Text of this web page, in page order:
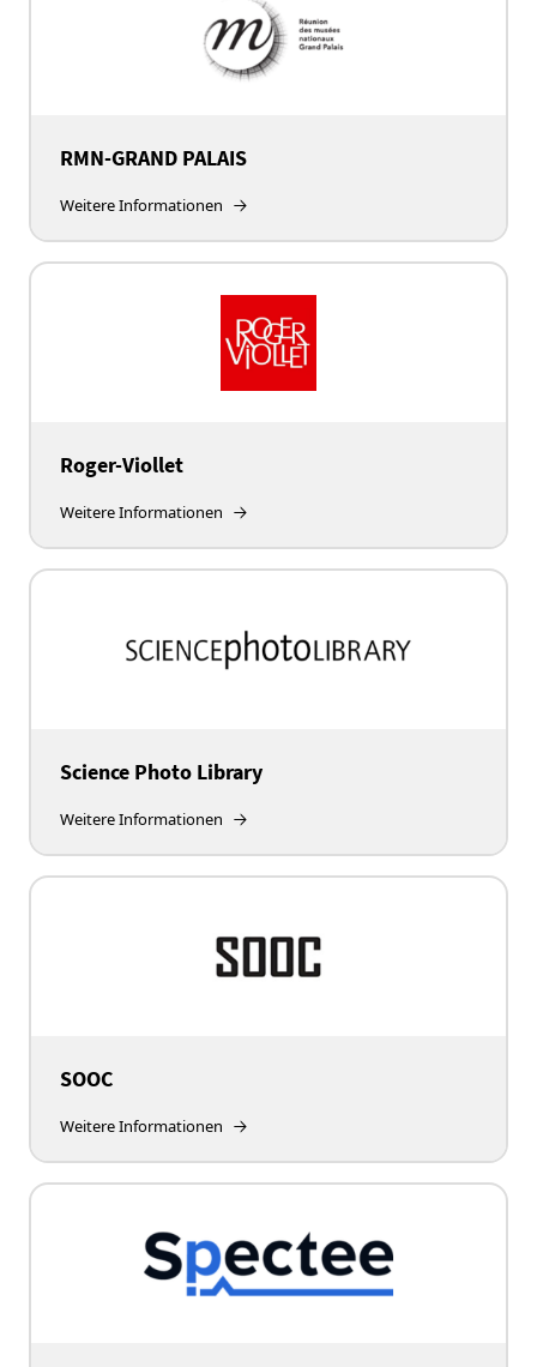
RMN-GRAND PALAIS
Weitere Informationen
Roger-Viollet
Weitere Informationen
Science Photo Library
Weitere Informationen
SOOC
Weitere Informationen